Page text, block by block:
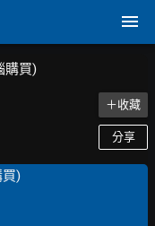
購買)
＋收藏
分享
買)